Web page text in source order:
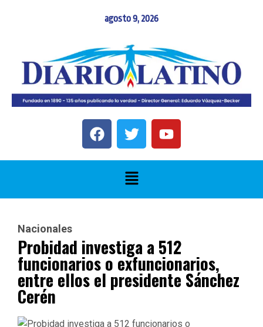
agosto 9, 2026
Nacionales
Probidad investiga a 512
funcionarios o exfuncionarios,
entre ellos el presidente Sánchez
Cerén